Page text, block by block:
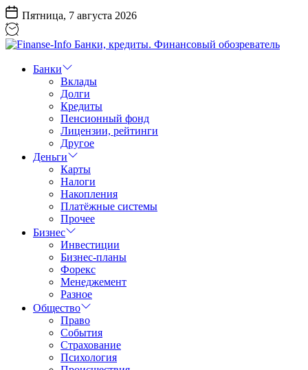
Перейти
к
содержанию
Пятница, 7 августа 2026
Info
Финансовый
обозреватель
Банки
Вклады
Долги
Кредиты
Пенсионный фонд
Лицензии, рейтинги
Другое
Деньги
Карты
Налоги
Накопления
Платёжные системы
Прочее
Бизнес
Инвестиции
Бизнес-планы
Форекс
Менеджемент
Разное
Общество
Право
События
Страхование
Психология